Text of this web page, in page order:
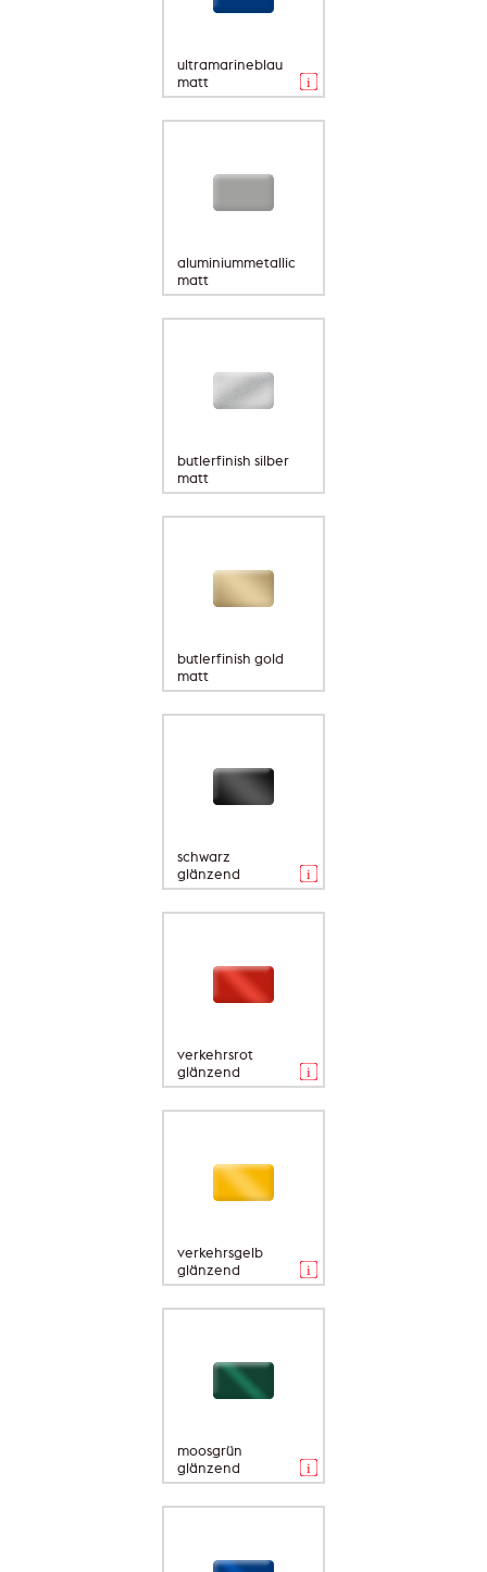
ultramarineblau
matt
aluminiummetallic
matt
butlerfinish silber
matt
butlerfinish gold
matt
schwarz
glänzend
verkehrsrot
glänzend
verkehrsgelb
glänzend
moosgrün
glänzend